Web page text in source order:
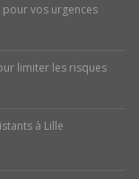
vos urgences
limiter les risques
à Lille